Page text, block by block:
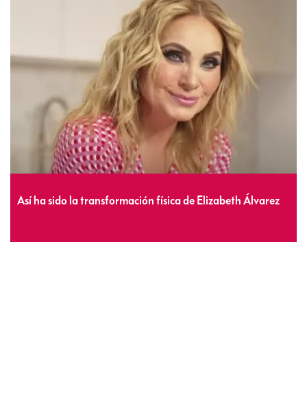
Así ha sido la transformación física de Elizabeth Álvarez